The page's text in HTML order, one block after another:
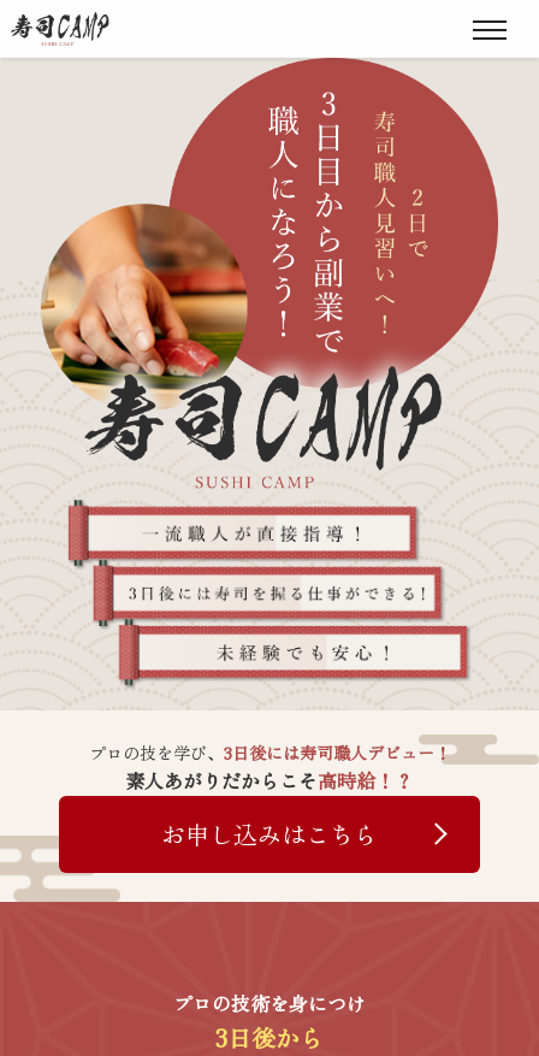
プロの技を学び、 3日後には寿司職人デビュー！
素人あがりだからこそ高時給！？
お申し込みはこちら
プロの技術を身につけ
3日後から